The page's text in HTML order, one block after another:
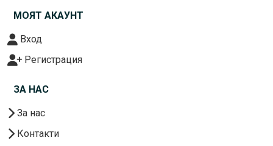
МОЯТ АКАУНТ
Вход
Регистрация
ЗА НАС
За нас
Контакти